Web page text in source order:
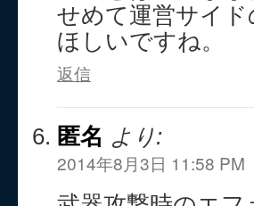
せめて運営サイ
ほしいですね。
返信
匿名 より:
2014年8月3日 11:58 PM